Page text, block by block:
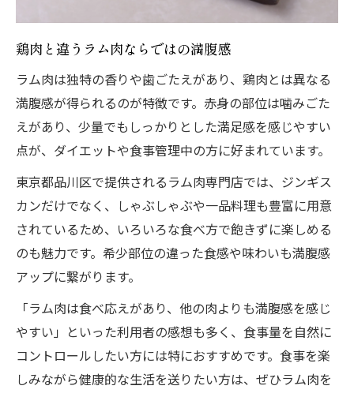
鶏肉と違うラム肉ならではの満腹感
ラム肉は独特の香りや歯ごたえがあり、鶏肉とは異なる
満腹感が得られるのが特徴です。赤身の部位は噛みごた
えがあり、少量でもしっかりとした満足感を感じやすい
点が、ダイエットや食事管理中の方に好まれています。
東京都品川区で提供されるラム肉専門店では、ジンギス
カンだけでなく、しゃぶしゃぶや一品料理も豊富に用意
されているため、いろいろな食べ方で飽きずに楽しめる
のも魅力です。希少部位の違った食感や味わいも満腹感
アップに繋がります。
「ラム肉は食べ応えがあり、他の肉よりも満腹感を感じ
やすい」といった利用者の感想も多く、食事量を自然に
コントロールしたい方には特におすすめです。食事を楽
しみながら健康的な生活を送りたい方は、ぜひラム肉を